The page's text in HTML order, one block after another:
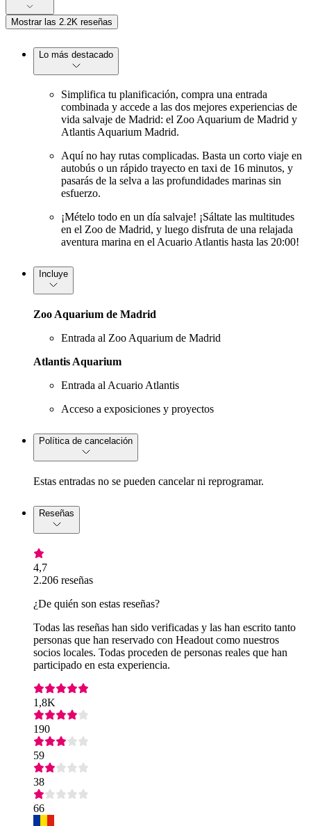
Mostrar las 2.2K reseñas
Lo más destacado
Simplifica tu planificación, compra una entrada
combinada y accede a las dos mejores experiencias de
vida salvaje de Madrid: el Zoo Aquarium de Madrid y
Atlantis Aquarium Madrid.
Aquí no hay rutas complicadas. Basta un corto viaje en
autobús o un rápido trayecto en taxi de 16 minutos, y
pasarás de la selva a las profundidades marinas sin
esfuerzo.
¡Mételo todo en un día salvaje! ¡Sáltate las multitudes
en el Zoo de Madrid, y luego disfruta de una relajada
aventura marina en el Acuario Atlantis hasta las 20:00!
Incluye
Zoo Aquarium de Madrid
Entrada al Zoo Aquarium de Madrid
Atlantis Aquarium
Entrada al Acuario Atlantis
Acceso a exposiciones y proyectos
Política de cancelación
Estas entradas no se pueden cancelar ni reprogramar.
Reseñas
4,7
2.206 reseñas
¿De quién son estas reseñas?
Todas las reseñas han sido verificadas y las han escrito tanto
personas que han reservado con Headout como nuestros
socios locales. Todas proceden de personas reales que han
participado en esta experiencia.
1,8K
190
59
38
66